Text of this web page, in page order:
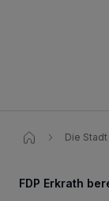
Die Stadt
FDP Erkrath